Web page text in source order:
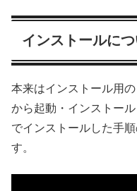
インストールに
本来はインストール用
から起動・インストー
でインストールした手
す。